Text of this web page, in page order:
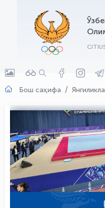
Бош саҳифа
OLYMPCHIK AI -
Онлайн · olympic.uz